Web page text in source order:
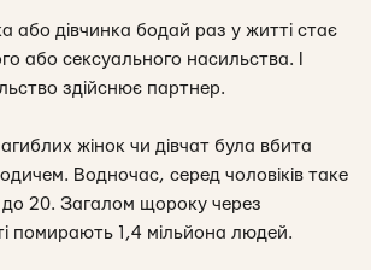
або дівчинка бодай раз у житті стає
або сексуального насильства. І
здійснює партнер.
жінок чи дівчат була вбита
Водночас, серед чоловіків таке
до 20. Загалом щороку через
помирають 1,4 мільйона людей.